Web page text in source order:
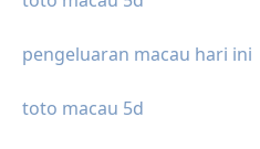
pengeluaran macau hari ini
toto macau 5d